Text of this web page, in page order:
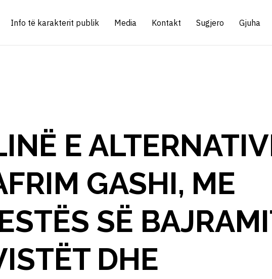
Info të karakterit publik Media Kontakt Sugjero Gjuha
E
GASHI, ME
SË
DHE